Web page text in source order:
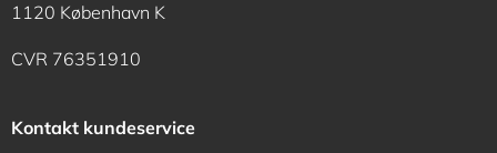
1120 København K
CVR 76351910
Kontakt kundeservice